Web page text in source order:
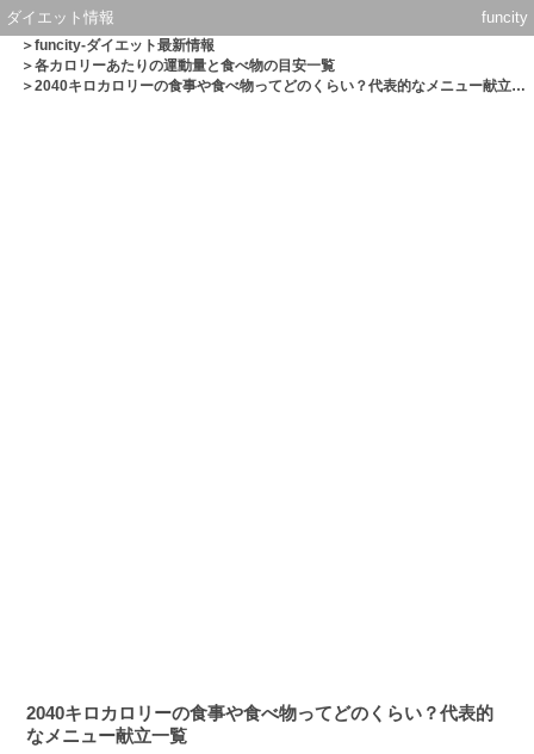
ダイエット情報 funcity
＞funcity-ダイエット最新情報
＞各カロリーあたりの運動量と食べ物の目安一覧
＞2040キロカロリーの食事や食べ物ってどのくらい？代表的なメニュー献立一覧
2040キロカロリーの食事や食べ物ってどのくらい？代表的
なメニュー献立一覧